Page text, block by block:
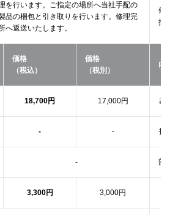
を行います。ご指定の場所へ当社手配の
品の梱包と引き取りを行います。修理完
へ返送いたします。
修
接
価格
（税込）
価格
（税別）
内
18,700円 17,000円 基
- - 技
- 部
3,300円 3,000円